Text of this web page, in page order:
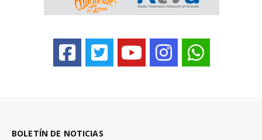
BOLETÍN DE NOTICIAS